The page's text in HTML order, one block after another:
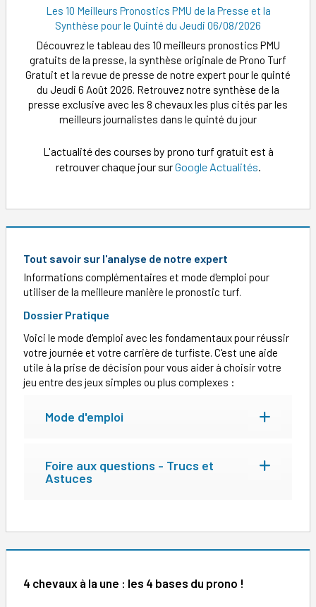
Les 10 Meilleurs Pronostics PMU de la Presse et la
Synthèse pour le Quinté du Jeudi 06/08/2026
Découvrez le tableau des 10 meilleurs pronostics PMU
gratuits de la presse, la synthèse originale de Prono Turf
Gratuit et la revue de presse de notre expert pour le quinté
du Jeudi 6 Août 2026. Retrouvez notre synthèse de la
presse exclusive avec les 8 chevaux les plus cités par les
meilleurs journalistes dans le quinté du jour
L'actualité des courses by prono turf gratuit est à
retrouver chaque jour surGoogle Actualités.
Tout savoir sur l'analyse de notre expert
Informations complémentaires et mode d'emploi pour
utiliser de la meilleure manière le pronostic turf.
Dossier Pratique
Voici le mode d'emploi avec les fondamentaux pour réussir
votre journée et votre carrière de turfiste. C'est une aide
utile à la prise de décision pour vous aider à choisir votre
jeu entre des jeux simples ou plus complexes :
Mode d'emploi
Foire aux questions - Trucs et
Astuces
4 chevaux à la une : les 4 bases du prono !